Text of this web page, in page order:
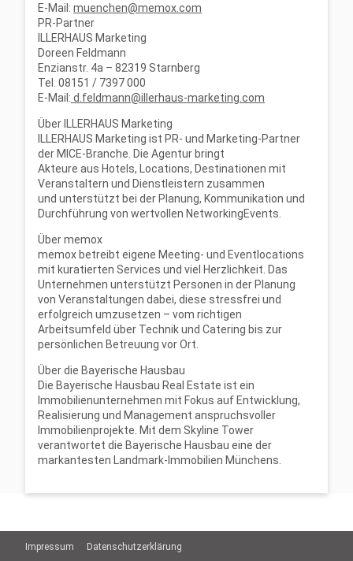
E-Mail: muenchen@memox.com
PR-Partner
ILLERHAUS Marketing
Doreen Feldmann
Enzianstr. 4a – 82319 Starnberg
Tel. 08151 / 7397 000
E-Mail: d.feldmann@illerhaus-marketing.com
Über ILLERHAUS Marketing
ILLERHAUS Marketing ist PR- und Marketing-Partner
der MICE-Branche. Die Agentur bringt
Akteure aus Hotels, Locations, Destinationen mit
Veranstaltern und Dienstleistern zusammen
und unterstützt bei der Planung, Kommunikation und
Durchführung von wertvollen NetworkingEvents.
Über memox
memox betreibt eigene Meeting- und Eventlocations
mit kuratierten Services und viel Herzlichkeit. Das
Unternehmen unterstützt Personen in der Planung
von Veranstaltungen dabei, diese stressfrei und
erfolgreich umzusetzen – vom richtigen
Arbeitsumfeld über Technik und Catering bis zur
persönlichen Betreuung vor Ort.
Über die Bayerische Hausbau
Die Bayerische Hausbau Real Estate ist ein
Immobilienunternehmen mit Fokus auf Entwicklung,
Realisierung und Management anspruchsvoller
Immobilienprojekte. Mit dem Skyline Tower
verantwortet die Bayerische Hausbau eine der
markantesten Landmark-Immobilien Münchens.
Impressum Datenschutzerklärung